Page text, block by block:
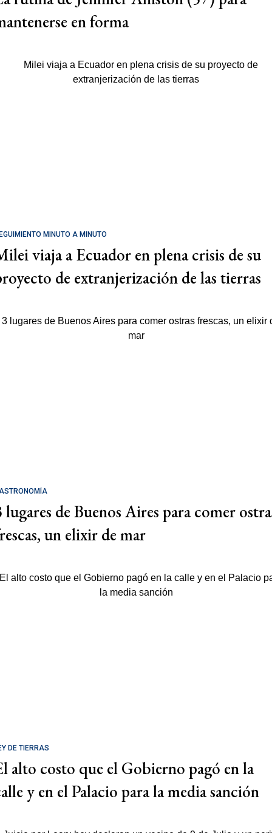
en forma
MINUTO A MINUTO
viaja a Ecuador en plena crisis de su
de extranjerización de las tierras
lugares de Buenos Aires para comer
un elixir de mar
DE TIERRAS
alto costo que el Gobierno pagó en la
y en el Palacio para la media sanción